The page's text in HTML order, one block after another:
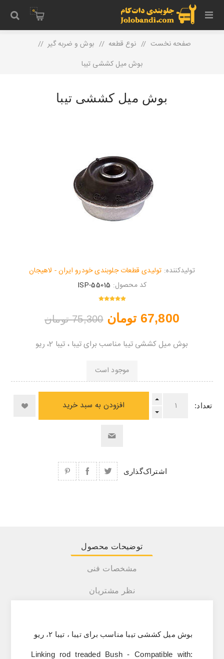
0
صفحه نخست / نوع قطعه / بوش‌ و ضربه گیر
/
بوش میل کششی تیبا
بوش میل کششی تیبا
تولیدکننده: تولیدی قطعات جلوبندی خودرو ایران - لاهیجان
کد محصول: ISP-55015
67,800 تومان 75,300 تومان
بوش میل کششی تیبا مناسب برای تیبا ، تیبا 2، ریو
موجود است
تعداد: افزودن به سبد خرید
اشتراک‌گذاری
توضیحات محصول
مشخصات فنی
نظر مشتریان
بوش میل کششی تیبا مناسب برای تیبا ، تیبا ۲، ریو
Linking rod treaded Bush - Compatible with: